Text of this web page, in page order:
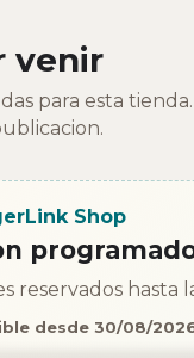
venir
para esta
Shop
reservados hasta
desde 30/08/